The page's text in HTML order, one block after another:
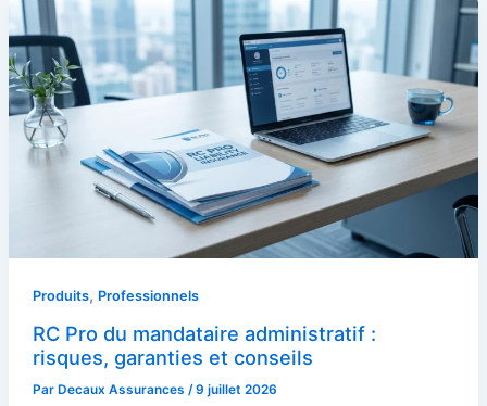
Produits, Professionnels
RC Pro du mandataire administratif :
risques, garanties et conseils
Par Decaux Assurances /9 juillet 2026